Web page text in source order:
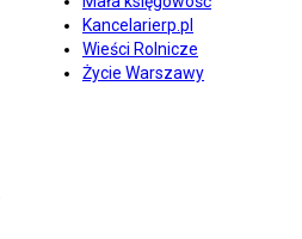
Kancelarierp.pl
Wieści Rolnicze
Życie Warszawy